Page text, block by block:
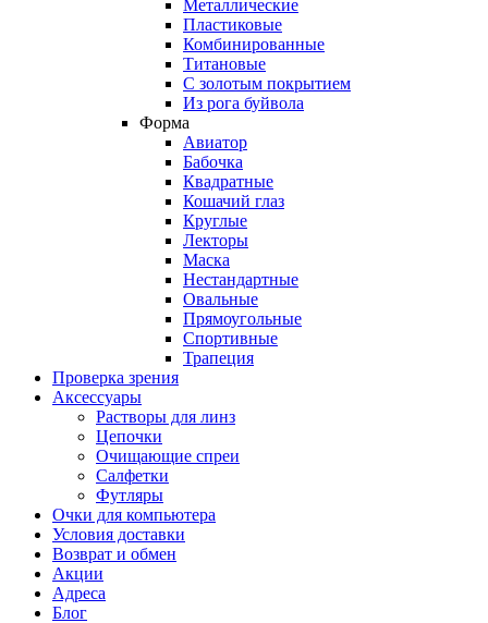
Металлические
Пластиковые
Комбинированные
Титановые
С золотым покрытием
Из рога буйвола
Форма
Авиатор
Бабочка
Квадратные
Кошачий глаз
Круглые
Лекторы
Маска
Нестандартные
Овальные
Прямоугольные
Спортивные
Трапеция
Проверка зрения
Аксессуары
Растворы для линз
Цепочки
Очищающие спреи
Салфетки
Футляры
Очки для компьютера
Условия доставки
Возврат и обмен
Акции
Адреса
Блог